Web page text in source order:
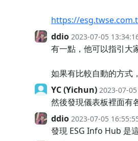
https://
ddio 2023-07-05
有一點，他可以指引大
如果有比較自動的方式
YC (Yichun) 2023-07-
然後發現儀表板裡面
ddio 2023-07-05
發現 ESG Info Hub 是